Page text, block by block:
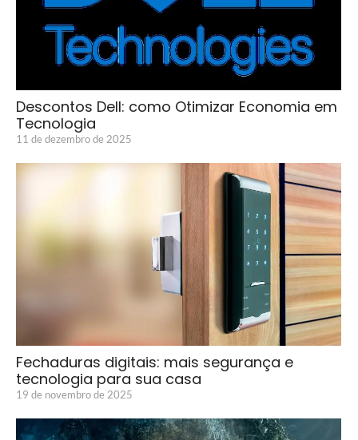
Descontos Dell: como Otimizar Economia em
Tecnologia
11 de dezembro de 2025
Fechaduras digitais: mais segurança e
tecnologia para sua casa
19 de novembro de 2025